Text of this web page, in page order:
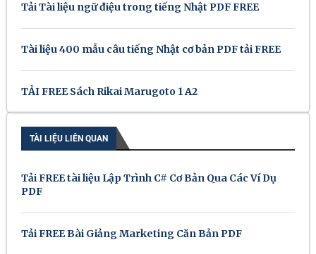
Tải Tài liệu ngữ điệu trong tiếng Nhật PDF FREE
Tài liệu 400 mẫu câu tiếng Nhật cơ bản PDF tải FREE
TẢI FREE Sách Rikai Marugoto 1 A2
TÀI LIỆU LIÊN QUAN
Tải FREE tài liệu Lập Trình C# Cơ Bản Qua Các Ví Dụ
PDF
Tải FREE Bài Giảng Marketing Căn Bản PDF